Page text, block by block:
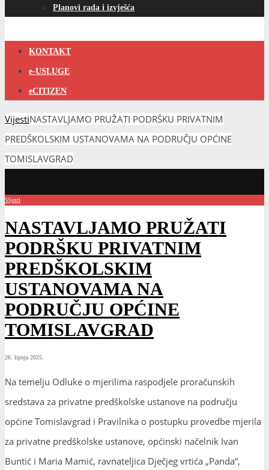
Planovi rada i izvješća
KONTAKT
e-USLUGE
eCITIZEN
VijestiNASTAVLJAMO PRUŽATI PODRŠKU PRIVATNIM
PREDŠKOLSKIM USTANOVAMA NA PODRUČJU OPĆINE
TOMISLAVGRAD
Vijesti
NASTAVLJAMO PRUŽATI
PODRŠKU PRIVATNIM
PREDŠKOLSKIM
USTANOVAMA NA
PODRUČJU OPĆINE
TOMISLAVGRAD
26. lipnja 2025.
Na temelju Odluke o mjerilima raspodjele proračunskih
sredstava za privatne predškolske ustanove na području
općine Tomislavgrad i Pravilnika o postupku provedbe mjerila
za privatne predškolske ustanove, općinski načelnik Ivan
Buntić i Maria Mamić, ravnateljica Dječjeg vrtića „Panda“,